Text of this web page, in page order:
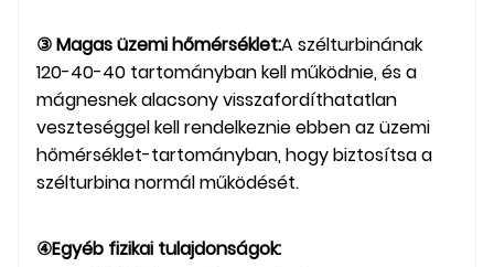
③ Magas üzemi hőmérséklet:A szélturbinának
120-40-40 tartományban kell működnie, és a
mágnesnek alacsony visszafordíthatatlan
veszteséggel kell rendelkeznie ebben az üzemi
hőmérséklet-tartományban, hogy biztosítsa a
szélturbina normál működését.
④Egyéb fizikai tulajdonságok: